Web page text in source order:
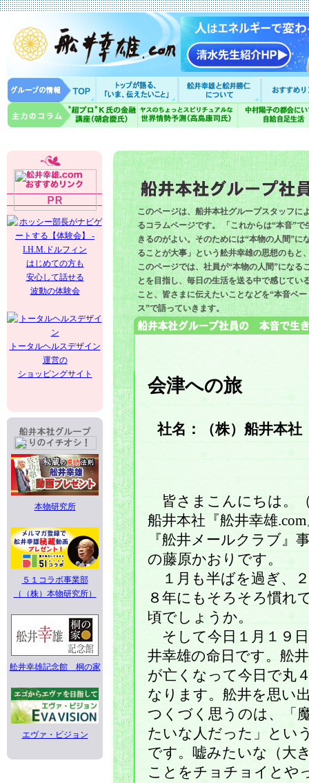
はじめての方も
安心して話せる
波動の体験会
トータルヘルスデザイン
運営の
ショッピングサイト
本物研究所
５１コラボ事業部
（（株）本物研究所）
舩井幸雄記念館 桐の家
エヴァ・ビジョン
このページは、船井本社グループスタッフに
るコラムページです。 「これからは“本音”で
きるのがよい。そのためには“本物の人間”に
ることが大事」という舩井幸雄の思想のもと
このページでは、社員が“本物の人間”になる
とを目指し、毎日の生活を送る中で感じてい
こと、皆さまに伝えたいことなどを“本音ベー
ス”で語っていきます。
会津への旅
社名：（株）船井本
皆さまこんにちは。
船井本社『舩井幸雄
『舩井メールクラブ』
の藤原かおりです。
１月も半ばを過ぎ、
８年にもそろそろ慣れ
頃でしょうか。
そして今日１月１９
井幸雄の命日です。舩
が亡くなって今日で丸
なります。舩井を思い
つくづく思うのは、「
たいな人だった」とい
です。嘘みたいな（大
ことをチョチョイとや